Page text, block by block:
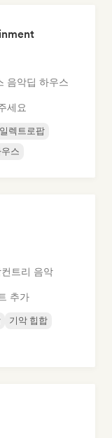
음악딥 하우스
세요
일렉트로팝
스
컨트리 음악
추가
기악 힙합